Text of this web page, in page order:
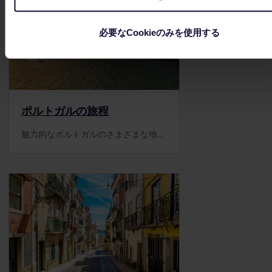
必要なCookieのみを使用する
ポルトガルの旅程
魅力的なポルトガルのさまざまな地方を鉄道で旅しませんか。 このポルトガルの旅程は北部のポルトを出発し、南部のアルガルヴェに向かいます。